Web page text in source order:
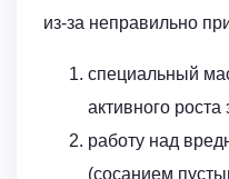
из-за неправильно
специальный
активного роста
работу над
(сосанием